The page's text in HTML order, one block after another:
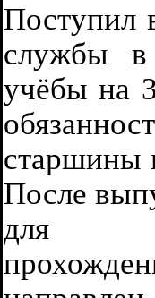
Поступил
службы
учёбы на
старшины
После
для